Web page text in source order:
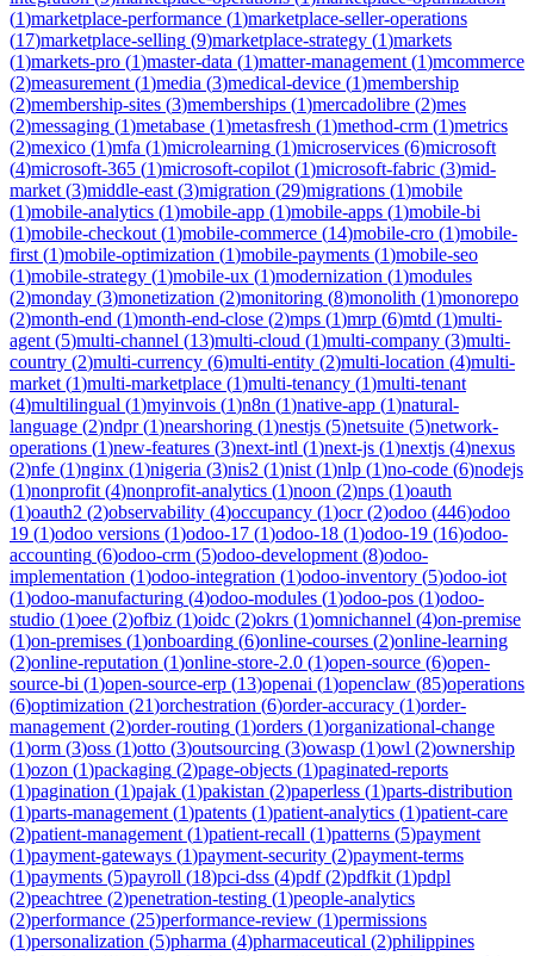
(1)marketplace-performance (1)marketplace-seller-operations
(17)marketplace-selling (9)marketplace-strategy (1)markets
(1)markets-pro (1)master-data (1)matter-management (1)mcommerce
(2)measurement (1)media (3)medical-device (1)membership
(2)membership-sites (3)memberships (1)mercadolibre (2)mes
(2)messaging (1)metabase (1)metasfresh (1)method-crm (1)metrics
(2)mexico (1)mfa (1)microlearning (1)microservices (6)microsoft
(4)microsoft-365 (1)microsoft-copilot (1)microsoft-fabric (3)mid-
market (3)middle-east (3)migration (29)migrations (1)mobile
(1)mobile-analytics (1)mobile-app (1)mobile-apps (1)mobile-bi
(1)mobile-checkout (1)mobile-commerce (14)mobile-cro (1)mobile-
first (1)mobile-optimization (1)mobile-payments (1)mobile-seo
(1)mobile-strategy (1)mobile-ux (1)modernization (1)modules
(2)monday (3)monetization (2)monitoring (8)monolith (1)monorepo
(2)month-end (1)month-end-close (2)mps (1)mrp (6)mtd (1)multi-
agent (5)multi-channel (13)multi-cloud (1)multi-company (3)multi-
country (2)multi-currency (6)multi-entity (2)multi-location (4)multi-
market (1)multi-marketplace (1)multi-tenancy (1)multi-tenant
(4)multilingual (1)myinvois (1)n8n (1)native-app (1)natural-
language (2)ndpr(1)nearshoring (1)nestjs (5)netsuite (5)network-
operations (1)new-features (3)next-intl (1)next-js (1)nextjs (4)nexus
(2)nfe (1)nginx (1)nigeria (3)nis2 (1)nist (1)nlp (1)no-code (6)nodejs
(1)nonprofit (4)nonprofit-analytics (1)noon (2)nps (1)oauth
(1)oauth2 (2)observability (4)occupancy (1)ocr(2)odoo (446)odoo
19 (1)odoo versions (1)odoo-17 (1)odoo-18 (1)odoo-19 (16)odoo-
accounting (6)odoo-crm (5)odoo-development (8)odoo-
implementation (1)odoo-integration (1)odoo-inventory (5)odoo-iot
(1)odoo-manufacturing (4)odoo-modules (1)odoo-pos (1)odoo-
studio (1)oee (2)ofbiz (1)oidc (2)okrs (1)omnichannel (4)on-premise
(1)on-premises (1)onboarding (6)online-courses (2)online-learning
(2)online-reputation (1)online-store-2.0 (1)open-source (6)open-
source-bi (1)open-source-erp (13)openai (1)openclaw (85)operations
(6)optimization (21)orchestration (6)order-accuracy (1)order-
management (2)order-routing (1)orders (1)organizational-change
(1)orm (3)oss (1)otto (3)outsourcing (3)owasp (1)owl (2)ownership
(1)ozon (1)packaging (2)page-objects (1)paginated-reports
(1)pagination (1)pajak (1)pakistan (2)paperless (1)parts-distribution
(1)parts-management (1)patents (1)patient-analytics (1)patient-care
(2)patient-management (1)patient-recall (1)patterns (5)payment
(1)payment-gateways (1)payment-security (2)payment-terms
(1)payments (5)payroll (18)pci-dss (4)pdf(2)pdfkit (1)pdpl
(2)peachtree (2)penetration-testing (1)people-analytics
(2)performance (25)performance-review (1)permissions
(1)personalization (5)pharma (4)pharmaceutical (2)philippines